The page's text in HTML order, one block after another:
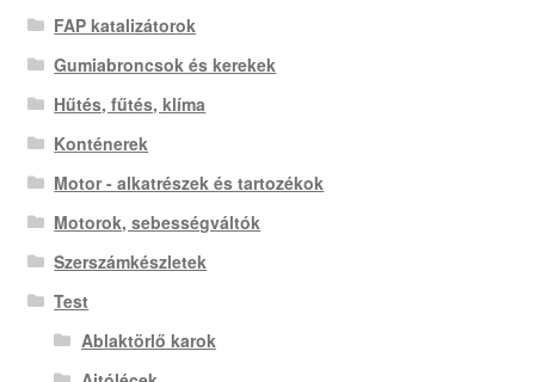
FAP katalizátorok
Gumiabroncsok és kerekek
Hűtés, fűtés, klíma
Konténerek
Motor - alkatrészek és tartozékok
Motorok, sebességváltók
Szerszámkészletek
Test
Ablaktörlő karok